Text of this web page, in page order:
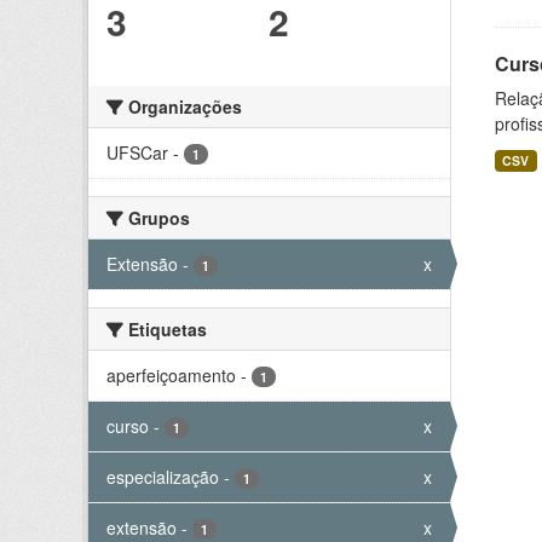
3 2
Organizações
UFSCar - 1
Grupos
Extensão - 1 x
Etiquetas
aperfeiçoamento - 1
curso - 1 x
especialização - 1 x
extensão - 1 x
CSV